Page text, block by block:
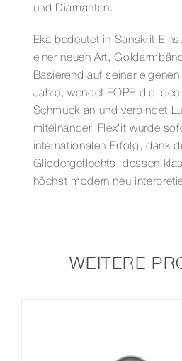
und Diamanten.
Eka bedeutet in Sanskrit
einer neuen Art,
Basierend auf seiner
Jahre, wendet FOPE die
Schmuck an und verbindet
miteinander. Flex’it wurde
internationalen Erfolg, dank
Gliedergeflechts, dessen
höchst modern neu
WEITERE